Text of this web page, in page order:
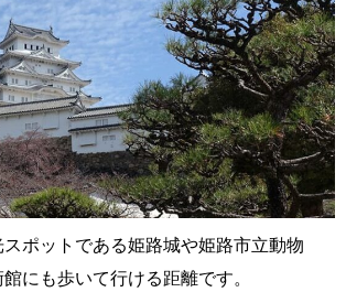
ポットである姫路城や姫路市立動物
にも歩いて行ける距離です。